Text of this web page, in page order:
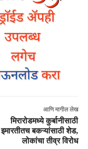
आणि मागील लेख
मिरारोडमध्ये कुर्बानीसाठी
इमारतीतच बकऱ्यांसाठी शेड,
लोकांचा तीव्र विरोध